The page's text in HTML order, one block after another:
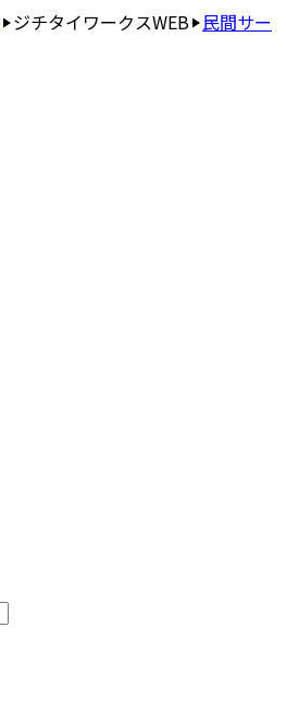
ジチタイワークスWEB 民間サー